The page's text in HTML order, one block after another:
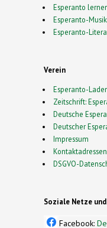
Esperanto
Esperanto-Musik
Esperanto-
Verein
Esperanto-
Zeitschrift:
Deutsche
Deutscher
Impressum
Kontaktadressen
DSGVO-
Soziale Netze
Facebook: